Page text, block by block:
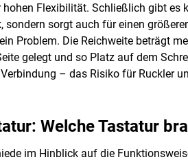
Flexibilität. Schließlich gibt
sorgt auch für einen
Problem. Die Reichweite beträgt
gelegt und so Platz auf dem
– das Risiko für Ruckler
Welche Tastatur
im Hinblick auf die